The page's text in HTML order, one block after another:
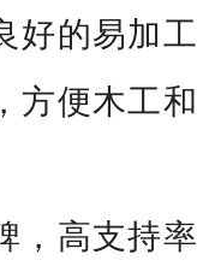
好的易加
方便木工
，高支持